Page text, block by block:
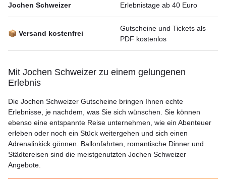
Jochen Schweizer
Erlebnistage ab 40 Euro
📦 Versand kostenfrei
Gutscheine und Tickets als
PDF kostenlos
Mit Jochen Schweizer zu einem gelungenen
Erlebnis
Die Jochen Schweizer Gutscheine bringen Ihnen echte
Erlebnisse, je nachdem, was Sie sich wünschen. Sie können
ebenso eine entspannte Reise unternehmen, wie ein Abenteuer
erleben oder noch ein Stück weitergehen und sich einen
Adrenalinkick gönnen. Ballonfahrten, romantische Dinner und
Städtereisen sind die meistgenutzten Jochen Schweizer
Angebote.